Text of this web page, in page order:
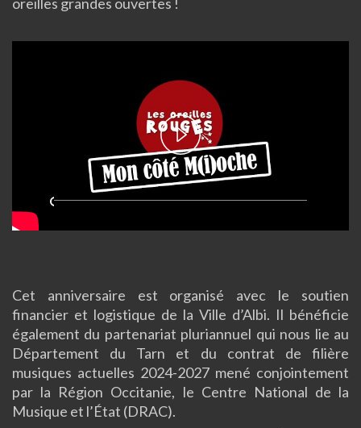
Play
Video
Cet anniversaire est organisé avec le soutien
financier et logistique de la Ville d’Albi. Il bénéficie
également du partenariat pluriannuel qui nous lie au
Département du Tarn et du contrat de filière
musiques actuelles 2024-2027 mené conjointement
par la Région Occitanie, le Centre National de la
Musique et l’État (DRAC).